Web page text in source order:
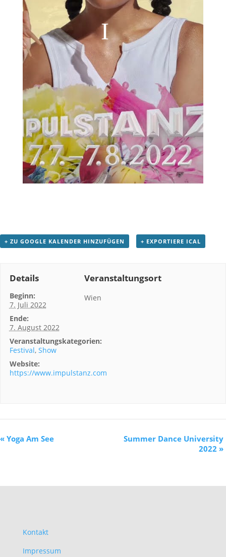
+ ZU GOOGLE KALENDER HINZUFÜGEN + EXPORTIERE ICAL
Details
Beginn:
7. Juli 2022
Ende:
7. August 2022
Veranstaltungskategorien:
Festival, Show
Website:
https://www.impulstanz.com
Veranstaltungsort
Wien
« Yoga Am See
Summer Dance University
2022 »
Kontakt
Impressum